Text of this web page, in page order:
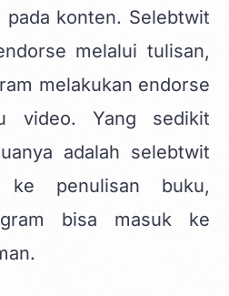
pada konten. Selebtwit
melalui tulisan,
melakukan endorse
video. Yang sedikit
adalah selebtwit
ke penulisan buku,
bisa masuk ke